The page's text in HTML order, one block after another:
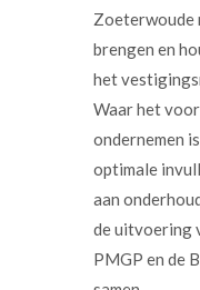
Zoeterwoude
brengen en
het
Waar het
ondernemen
optimale
aan
de uitvoering
PMGP en de